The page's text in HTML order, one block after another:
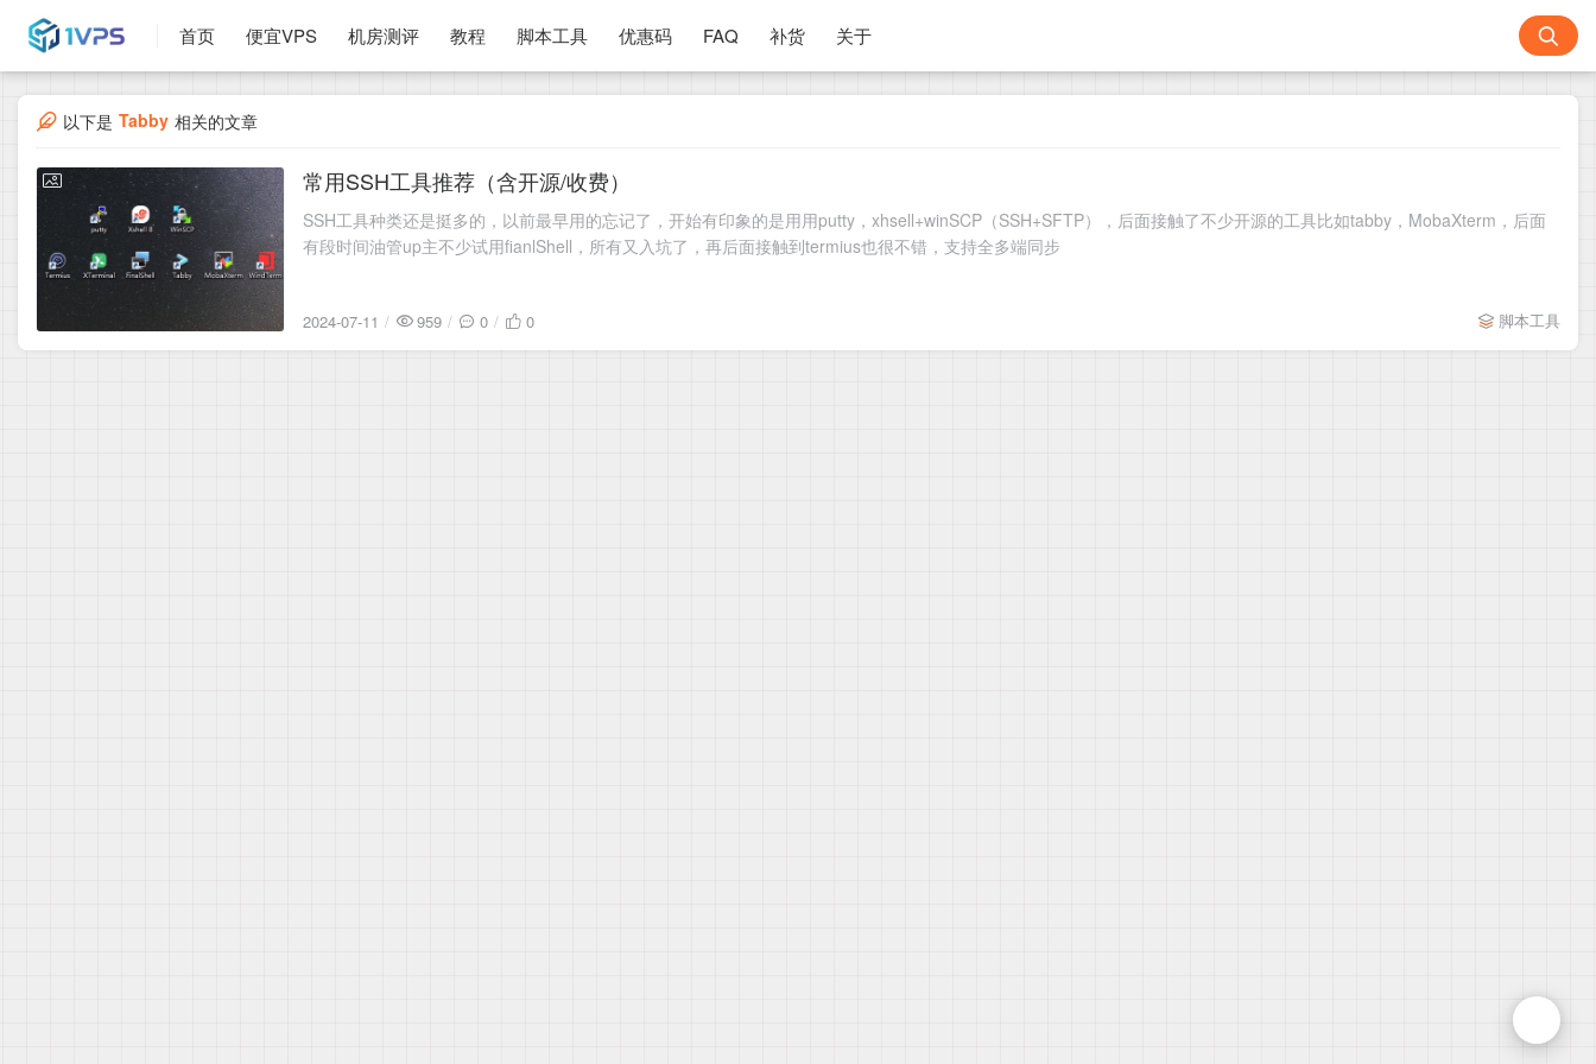
首页 便宜VPS 机房测评 教程 脚本工具 优惠码 FAQ 补货 关于
以下是 Tabby 相关的文章
2024-07-11
常用SSH工具推荐（含开源/收费）
SSH工具种类还是挺多的，以前最早用的忘记了，开始有印象的是用用putty，xhsell+winSCP（SSH+SFTP），后面接触了不少开源的工具比如tabby，MobaXterm，后面
有段时间油管up主不少试用fianlShell，所有又入坑了，再后面接触到termius也很不错，支持全多端同步
2024-07-11 959 0 0 脚本工具